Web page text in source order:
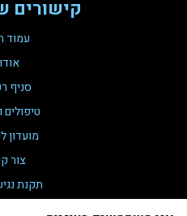
קישורים
עמוד
סניף
טיפולים
מועדון
צור
תקנת